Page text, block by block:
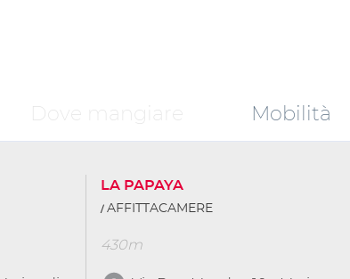
Dove mangiare Mobilità
LA PAPAYA
AFFITTACAMERE
430m